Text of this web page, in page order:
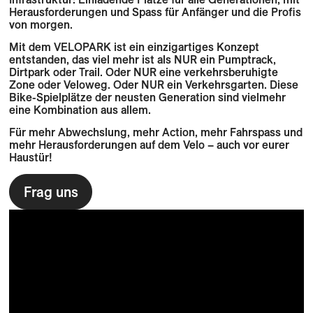
Herausforderungen und Spass für Anfänger und die Profis
von morgen.
Mit dem VELOPARK ist ein einzigartiges Konzept
entstanden, das viel mehr ist als NUR ein Pumptrack,
Dirtpark oder Trail. Oder NUR eine verkehrsberuhigte
Zone oder Veloweg. Oder NUR ein Verkehrsgarten. Diese
Bike-Spielplätze der neusten Generation sind vielmehr
eine Kombination aus allem.
Für mehr Abwechslung, mehr Action, mehr Fahrspass und
mehr Herausforderungen auf dem Velo – auch vor eurer
Haustür!
Frag uns